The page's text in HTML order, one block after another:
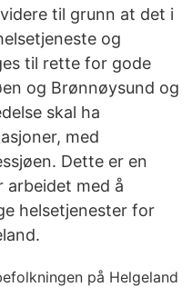
til grunn at det i
og
til rette for gode
og Brønnøysund og
skal ha
med
Dette er en
arbeidet med å
helsetjenester for
på Helgeland